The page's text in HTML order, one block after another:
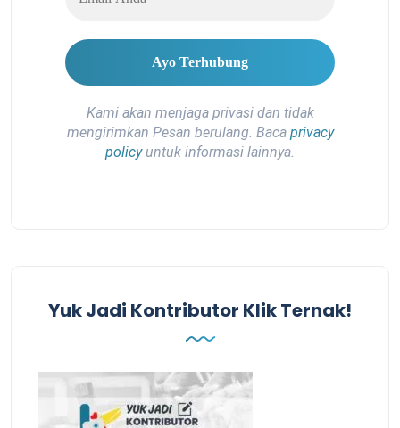
Kami akan menjaga privasi dan tidak
mengirimkan Pesan berulang. Baca privacy
policyuntuk informasi lainnya.
Yuk Jadi Kontributor Klik Ternak!